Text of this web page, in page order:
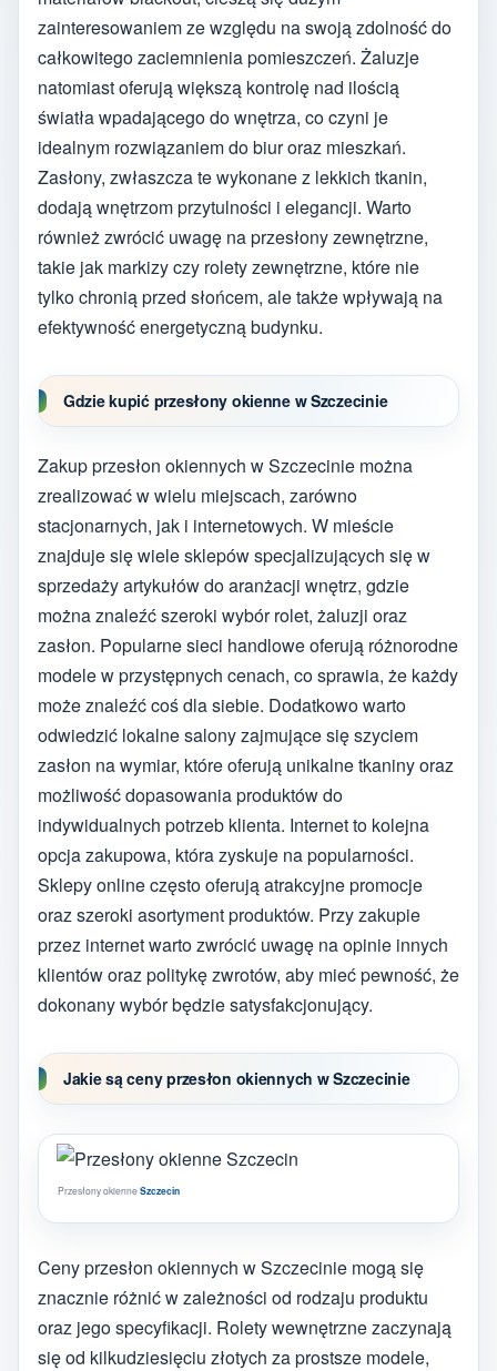
zainteresowaniem ze względu na swoją zdolność do
całkowitego zaciemnienia pomieszczeń. Żaluzje
natomiast oferują większą kontrolę nad ilością
światła wpadającego do wnętrza, co czyni je
idealnym rozwiązaniem do biur oraz mieszkań.
Zasłony, zwłaszcza te wykonane z lekkich tkanin,
dodają wnętrzom przytulności i elegancji. Warto
również zwrócić uwagę na przesłony zewnętrzne,
takie jak markizy czy rolety zewnętrzne, które nie
tylko chronią przed słońcem, ale także wpływają na
efektywność energetyczną budynku.
Gdzie kupić przesłony okienne w Szczecinie
Zakup przesłon okiennych w Szczecinie można
zrealizować w wielu miejscach, zarówno
stacjonarnych, jak i internetowych. W mieście
znajduje się wiele sklepów specjalizujących się w
sprzedaży artykułów do aranżacji wnętrz, gdzie
można znaleźć szeroki wybór rolet, żaluzji oraz
zasłon. Popularne sieci handlowe oferują różnorodne
modele w przystępnych cenach, co sprawia, że każdy
może znaleźć coś dla siebie. Dodatkowo warto
odwiedzić lokalne salony zajmujące się szyciem
zasłon na wymiar, które oferują unikalne tkaniny oraz
możliwość dopasowania produktów do
indywidualnych potrzeb klienta. Internet to kolejna
opcja zakupowa, która zyskuje na popularności.
Sklepy online często oferują atrakcyjne promocje
oraz szeroki asortyment produktów. Przy zakupie
przez internet warto zwrócić uwagę na opinie innych
klientów oraz politykę zwrotów, aby mieć pewność, że
dokonany wybór będzie satysfakcjonujący.
Jakie są ceny przesłon okiennych w Szczecinie
Przesłony okienneSzczecin
Ceny przesłon okiennych w Szczecinie mogą się
znacznie różnić w zależności od rodzaju produktu
oraz jego specyfikacji. Rolety wewnętrzne zaczynają
się od kilkudziesięciu złotych za prostsze modele,